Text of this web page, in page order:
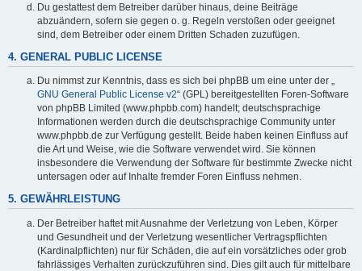
Du gestattest dem Betreiber darüber hinaus, deine Beiträge
abzuändern, sofern sie gegen o. g. Regeln verstoßen oder geeignet
sind, dem Betreiber oder einem Dritten Schaden zuzufügen.
4. GENERAL PUBLIC LICENSE
Du nimmst zur Kenntnis, dass es sich bei phpBB um eine unter der „
GNU General Public License v2“ (GPL) bereitgestellten Foren-Software
von phpBB Limited (www.phpbb.com) handelt; deutschsprachige
Informationen werden durch die deutschsprachige Community unter
www.phpbb.de zur Verfügung gestellt. Beide haben keinen Einfluss auf
die Art und Weise, wie die Software verwendet wird. Sie können
insbesondere die Verwendung der Software für bestimmte Zwecke nicht
untersagen oder auf Inhalte fremder Foren Einfluss nehmen.
5. GEWÄHRLEISTUNG
Der Betreiber haftet mit Ausnahme der Verletzung von Leben, Körper
und Gesundheit und der Verletzung wesentlicher Vertragspflichten
(Kardinalpflichten) nur für Schäden, die auf ein vorsätzliches oder grob
fahrlässiges Verhalten zurückzuführen sind. Dies gilt auch für mittelbare